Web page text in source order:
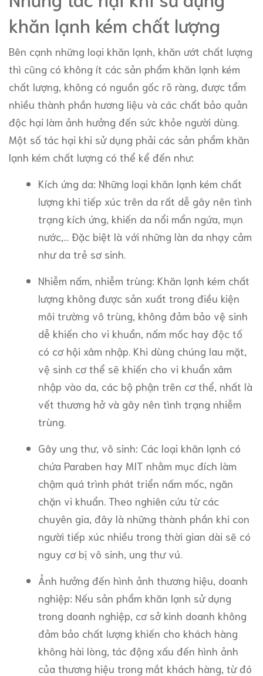
khăn lạnh kém chất lượng
Bên cạnh những loại khăn lạnh, khăn ướt chất lượng
thì cũng có không ít các sản phẩm khăn lạnh kém
chất lượng, không có nguồn gốc rõ ràng, được tẩm
nhiều thành phần hương liệu và các chất bảo quản
độc hại làm ảnh hưởng đến sức khỏe người dùng.
Một số tác hại khi sử dụng phải các sản phẩm khăn
lạnh kém chất lượng có thể kể đến như:
Kích ứng da: Những loại khăn lạnh kém chất
lượng khi tiếp xúc trên da rất dễ gây nên tình
trạng kích ứng, khiến da nổi mẩn ngứa, mụn
nước,... Đặc biệt là với những làn da nhạy cảm
như da trẻ sơ sinh.
Nhiễm nấm, nhiễm trùng: Khăn lạnh kém chất
lượng không được sản xuất trong điều kiện
môi trường vô trùng, không đảm bảo vệ sinh
dễ khiến cho vi khuẩn, nấm mốc hay độc tố
có cơ hội xâm nhập. Khi dùng chúng lau mặt,
vệ sinh cơ thể sẽ khiến cho vi khuẩn xâm
nhập vào da, các bộ phận trên cơ thể, nhất là
vết thương hở và gây nên tình trạng nhiễm
trùng.
Gây ung thư, vô sinh: Các loại khăn lạnh có
chứa Paraben hay MIT nhằm mục đích làm
chậm quá trình phát triển nấm mốc, ngăn
chặn vi khuẩn. Theo nghiên cứu từ các
chuyên gia, đây là những thành phần khi con
người tiếp xúc nhiều trong thời gian dài sẽ có
nguy cơ bị vô sinh, ung thư vú.
Ảnh hưởng đến hình ảnh thương hiệu, doanh
nghiệp: Nếu sản phẩm khăn lạnh sử dụng
trong doanh nghiệp, cơ sở kinh doanh không
đảm bảo chất lượng khiến cho khách hàng
không hài lòng, tác động xấu đến hình ảnh
của thương hiệu trong mắt khách hàng, từ đó